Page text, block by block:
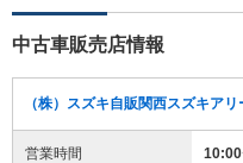
中古車販売店情報
（株）スズキ自販関西スズキア
営業時間